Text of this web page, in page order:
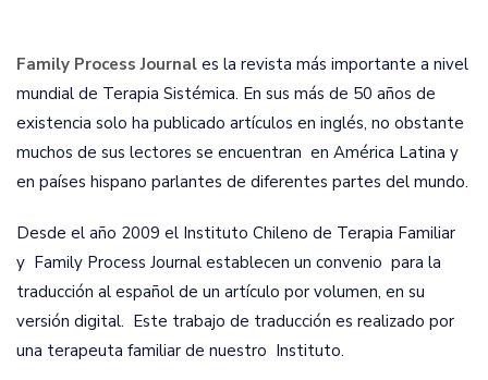
Family Process Journal es la revista más importante a nivel
mundial de Terapia Sistémica. En sus más de 50 años de
existencia solo ha publicado artículos en inglés, no obstante
muchos de sus lectores se encuentran en América Latina y
en países hispano parlantes de diferentes partes del mundo.
Desde el año 2009 el Instituto Chileno de Terapia Familiar
y Family Process Journal establecen un convenio para la
traducción al español de un artículo por volumen, en su
versión digital. Este trabajo de traducción es realizado por
una terapeuta familiar de nuestro Instituto.